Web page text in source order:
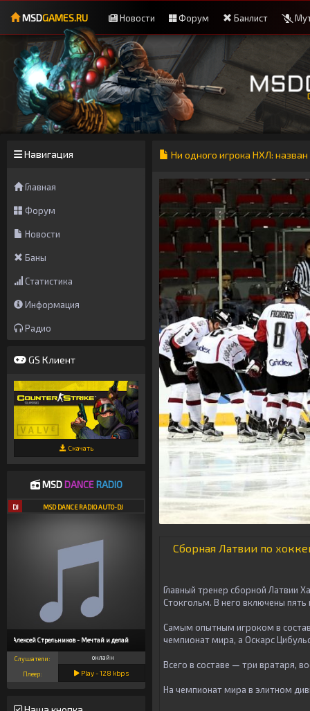
MSDGAMES.RU Новости Форум Банлист
Навигация
Главная
Форум
Новости
Баны
Статистика
Информация
Радио
GS Клиент
Скачать
MSDDANCE RADIO
DJ MSD DANCE RADIO AUTO-DJ
Алексей Стрельников - Мечтай и делай
Слушатели: онлайн
Плеер: Play -128 kbps
Ни одного игрока НХЛ:
Сборная Латвии по
Главный тренер сборной Латвии
Стокгольм. В него включены
Самым опытным игроком в
чемпионат мира, а Оскарс
Всего в составе — три вратаря,
На чемпионат мира в элитном